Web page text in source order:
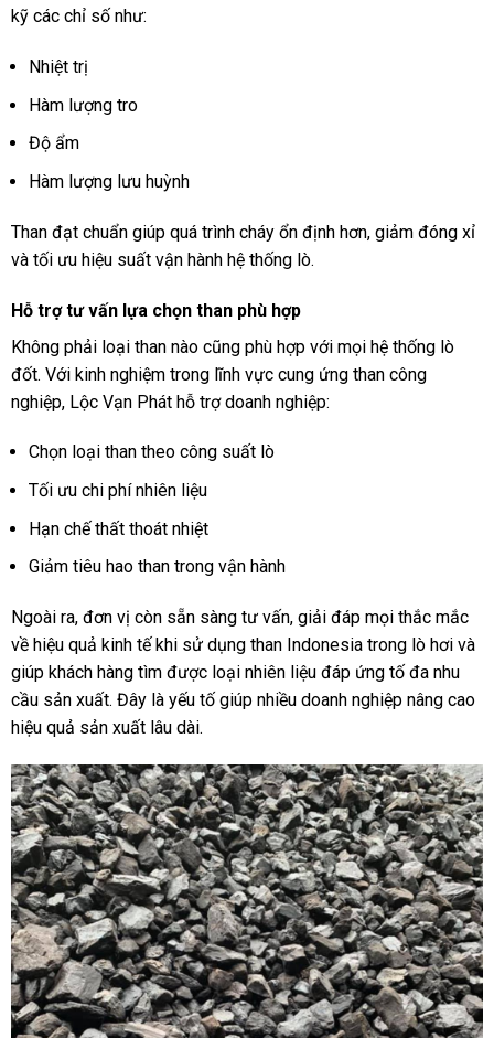
kỹ các chỉ số như:
Nhiệt trị
Hàm lượng tro
Độ ẩm
Hàm lượng lưu huỳnh
Than đạt chuẩn giúp quá trình cháy ổn định hơn, giảm đóng xỉ
và tối ưu hiệu suất vận hành hệ thống lò.
Hỗ trợ tư vấn lựa chọn than phù hợp
Không phải loại than nào cũng phù hợp với mọi hệ thống lò
đốt. Với kinh nghiệm trong lĩnh vực cung ứng than công
nghiệp, Lộc Vạn Phát hỗ trợ doanh nghiệp:
Chọn loại than theo công suất lò
Tối ưu chi phí nhiên liệu
Hạn chế thất thoát nhiệt
Giảm tiêu hao than trong vận hành
Ngoài ra, đơn vị còn sẵn sàng tư vấn, giải đáp mọi thắc mắc
về hiệu quả kinh tế khi sử dụng than Indonesia trong lò hơi và
giúp khách hàng tìm được loại nhiên liệu đáp ứng tố đa nhu
cầu sản xuất. Đây là yếu tố giúp nhiều doanh nghiệp nâng cao
hiệu quả sản xuất lâu dài.